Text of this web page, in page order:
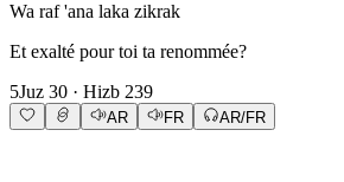
Wa raf 'ana laka zikrak
Et exalté pour toi ta renommée?
5Juz 30 · Hizb 239
AR FR AR/FR